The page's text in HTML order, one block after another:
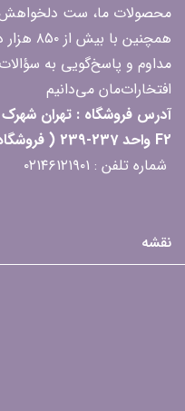
محصولات ما، ست دلخواهش
همچنین
مداوم و پاسخ‌گویی به
افتخارات‌مان می‌دانیم
آدرس فروشگاه : تهران شهرک
F2 واحد 237-239 ( فروشگاه لیو هپی)
شماره تلفن : ۰۲۱۴۶۱۲۱۹۰۱
نقشه